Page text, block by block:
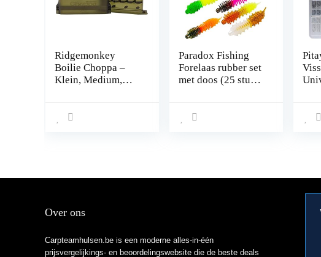
Ridgemonkey
Boilie Choppa –
Klein, Medium,
Paradox Fishing
Forelaas rubber set
met doos (25 stuks)
I forel vissen spoon
Over ons
Carpteamhulsen.be is een moderne alles-in-één
prijsvergelijkings- en beoordelingswebsite die de beste deals